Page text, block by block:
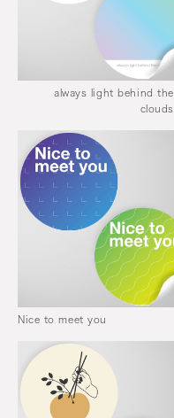
always light behind the
clouds
Nice to meet you